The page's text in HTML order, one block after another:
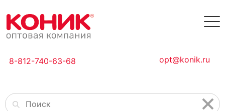
8-812-740-63-68 opt@konik.ru